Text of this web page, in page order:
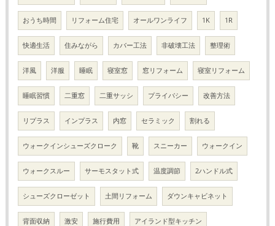
おうち時間 リフォーム住宅 オールワンライフ 1K 1R
快適生活 住みながら カバー工法 非破壊工法 整理術
洋風 洋服 睡眠 寝室窓 窓リフォーム 寝室リフォーム
睡眠習慣 二重窓 二重サッシ プライバシー 改善方法
リプラス インプラス 内窓 セラミック 割れる
ウォークインシューズクローク 靴 スニーカー ウォークイン
ウォークスルー サーモスタット式 温度調節 2ハンドル式
シューズクローゼット 土間リフォーム ダウンキャビネット
背面収納 激安 施行費用 アイランド型キッチン